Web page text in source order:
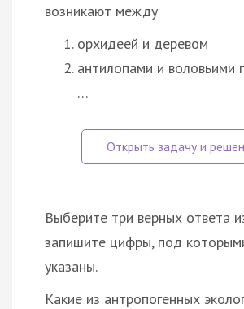
возникают между
орхидеей и деревом
антилопами и воловьими
…
Выберите три верных ответа
запишите цифры, под
указаны.
Какие из антропогенных